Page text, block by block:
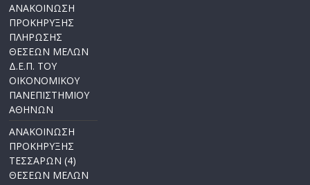
ΑΝΑΚΟΙΝΩΣΗ
ΠΡΟΚΗΡΥΞΗΣ
ΠΛΗΡΩΣΗΣ
ΘΕΣΕΩΝ ΜΕΛΩΝ
Δ.Ε.Π. ΤΟΥ
ΟΙΚΟΝΟΜΙΚΟΥ
ΠΑΝΕΠΙΣΤΗΜΙΟΥ
ΑΘΗΝΩΝ
ΑΝΑΚΟΙΝΩΣΗ
ΠΡΟΚΗΡΥΞΗΣ
ΤΕΣΣΑΡΩΝ (4)
ΘΕΣΕΩΝ ΜΕΛΩΝ